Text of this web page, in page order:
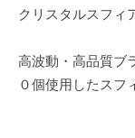
クリスタルスフ
高波動・高品質ブ
０個使用したスフ